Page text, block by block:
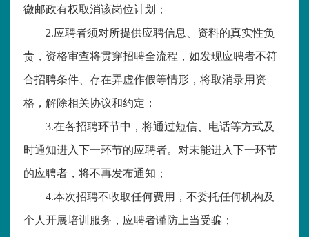
徽邮政有权取消该岗位计划；
2.应聘者须对所提供应聘信息、资料的真实性负
责，资格审查将贯穿招聘全流程，如发现应聘者不符
合招聘条件、存在弄虚作假等情形，将取消录用资
格，解除相关协议和约定；
3.在各招聘环节中，将通过短信、电话等方式及
时通知进入下一环节的应聘者。对未能进入下一环节
的应聘者，将不再发布通知；
4.本次招聘不收取任何费用，不委托任何机构及
个人开展培训服务，应聘者谨防上当受骗；